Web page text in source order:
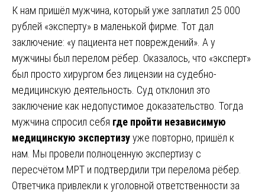
К нам пришёл мужчина, который уже заплатил 25 000
рублей «эксперту» в маленькой фирме. Тот дал
заключение: «у пациента нет повреждений». А у
мужчины был перелом рёбер. Оказалось, что «эксперт»
был просто хирургом без лицензии на судебно-
медицинскую деятельность. Суд отклонил это
заключение как недопустимое доказательство. Тогда
мужчина спросил себя где пройти независимую
медицинскую экспертизууже повторно, пришёл к
нам. Мы провели полноценную экспертизу с
пересчётом МРТ и подтвердили три перелома рёбер.
Ответчика привлекли к уголовной ответственности за